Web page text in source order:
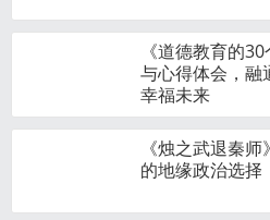
《道德教育的
与心得体会，融
幸福未来
《烛之武退秦
的地缘政治选择